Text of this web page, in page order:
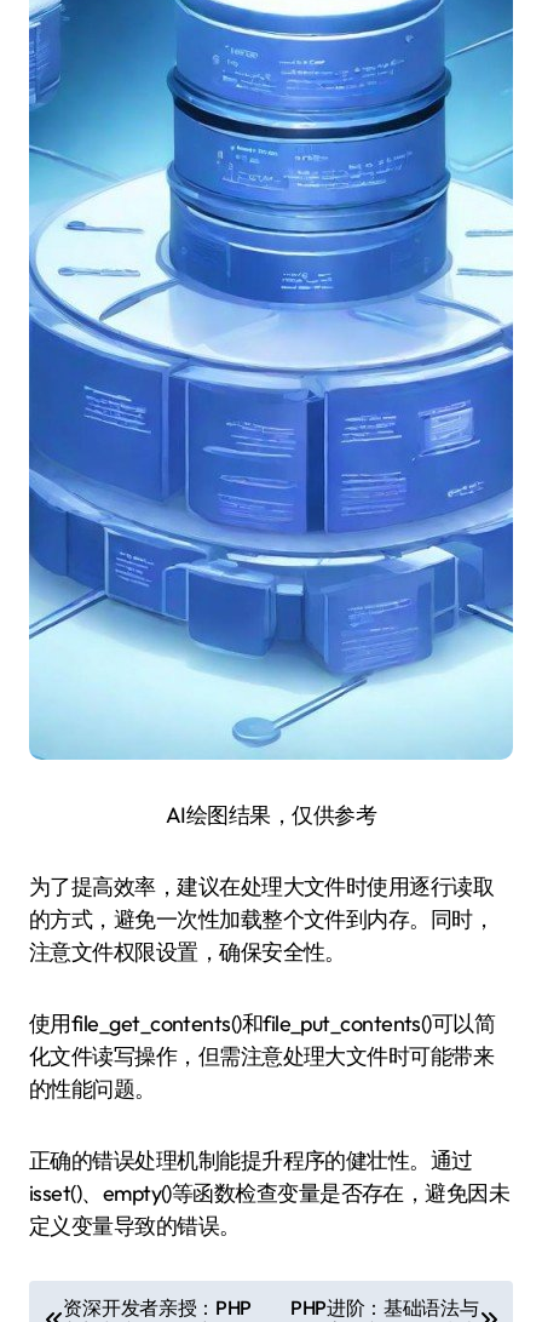
AI绘图结果，仅供参考
为了提高效率，建议在处理大文件时使用逐行读取
的方式，避免一次性加载整个文件到内存。同时，
注意文件权限设置，确保安全性。
使用file_get_contents()和file_put_contents()可以简
化文件读写操作，但需注意处理大文件时可能带来
的性能问题。
正确的错误处理机制能提升程序的健壮性。通过
isset()、empty()等函数检查变量是否存在，避免因未
定义变量导致的错误。
资深开发者亲授：PHP
PHP进阶：基础语法与